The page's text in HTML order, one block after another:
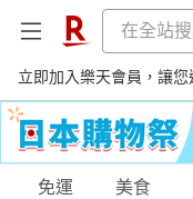
立即加入樂天會員，讓您
購物網分類
免運 美食